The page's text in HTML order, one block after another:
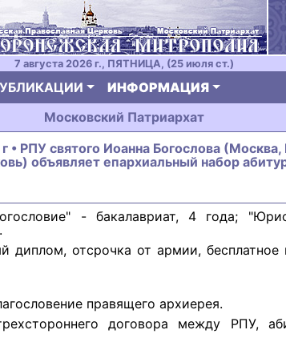
7 августа 2026 г., ПЯТНИЦА, (25 июля ст.)
ИНФОРМАЦИЯ
Московский Патриархат
• РПУ святого Иоанна Богослова (Москва,
объявляет епархиальный набор
- бакалавриат, 4 года;
диплом, отсрочка от армии,
правящего архиерея.
договора между РПУ,